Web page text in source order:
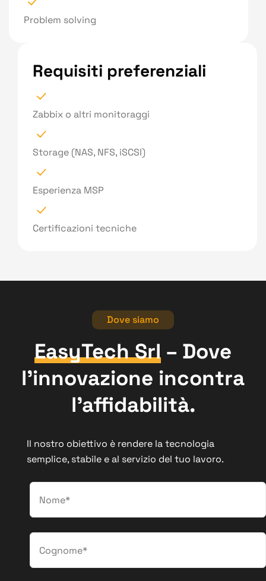
Problem solving
Requisiti preferenziali
Zabbix o altri monitoraggi
Storage (NAS, NFS, iSCSI)
Esperienza MSP
Certificazioni tecniche
Dove siamo
EasyTech Srl – Dove
l’innovazione incontra
l’affidabilità.
Il nostro obiettivo è rendere la tecnologia
semplice, stabile e al servizio del tuo lavoro.